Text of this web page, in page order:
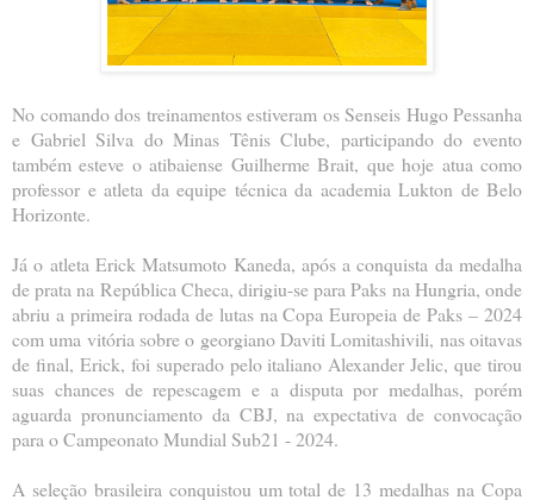
No comando dos treinamentos estiveram os Senseis Hugo Pessanha
e Gabriel Silva do Minas Tênis Clube, participando do evento
também esteve o atibaiense Guilherme Brait, que hoje atua como
professor e atleta da equipe técnica da academia Lukton de Belo
Horizonte.
Já o atleta Erick Matsumoto Kaneda, após a conquista da medalha
de prata na República Checa, dirigiu-se para Paks na Hungria, onde
abriu a primeira rodada de lutas na Copa Europeia de Paks – 2024
com uma vitória sobre o georgiano Daviti Lomitashivili, nas oitavas
de final, Erick, foi superado pelo italiano Alexander Jelic, que tirou
suas chances de repescagem e a disputa por medalhas, porém
aguarda pronunciamento da CBJ, na expectativa de convocação
para o Campeonato Mundial Sub21 - 2024.
A seleção brasileira conquistou um total de 13 medalhas na Copa